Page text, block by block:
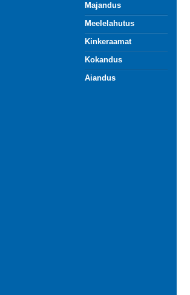
Majandus
Meelelahutus
Kinkeraamat
Kokandus
Aiandus